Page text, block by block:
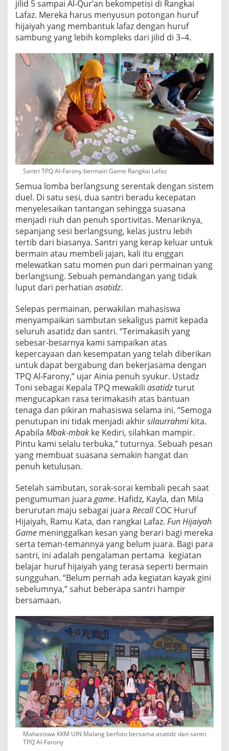
jilid 5 sampai Al-Qur’an bekompetisi di Rangkai
Lafaz. Mereka harus menyusun potongan huruf
hijaiyah yang membantuk lafaz dengan huruf
sambung yang lebih kompleks dari jilid di 3–4.
Santri TPQ Al-Farony bermain Game Rangkai Lafaz
Semua lomba berlangsung serentak dengan sistem
duel. Di satu sesi, dua santri beradu kecepatan
menyelesaikan tantangan sehingga suasana
menjadi riuh dan penuh sportivitas. Menariknya,
sepanjang sesi berlangsung, kelas justru lebih
tertib dari biasanya. Santri yang kerap keluar untuk
bermain atau membeli jajan, kali itu enggan
melewatkan satu momen pun dari permainan yang
berlangsung. Sebuah pemandangan yang tidak
luput dari perhatian asatidz.
Selepas permainan, perwakilan mahasiswa
menyampaikan sambutan sekaligus pamit kepada
seluruh asatidz dan santri. “Terimakasih yang
sebesar-besarnya kami sampaikan atas
kepercayaan dan kesempatan yang telah diberikan
untuk dapat bergabung dan bekerjasama dengan
TPQ Al-Farony,” ujar Ainia penuh syukur. Ustadz
Toni sebagai Kepala TPQ mewakili asatidzturut
mengucapkan rasa terimakasih atas bantuan
tenaga dan pikiran mahasiswa selama ini. “Semoga
penutupan ini tidak menjadi akhirsilaurrahmikita.
Apabila Mbak-mbak ke Kediri, silahkan mampir.
Pintu kami selalu terbuka,” tuturnya. Sebuah pesan
yang membuat suasana semakin hangat dan
penuh ketulusan.
Setelah sambutan, sorak-sorai kembali pecah saat
pengumuman juara game. Hafidz, Kayla, dan Mila
berurutan maju sebagai juara RecallCOC Huruf
Hijaiyah, Ramu Kata, dan rangkai Lafaz. Fun Hijaiyah
Game meninggalkan kesan yang berari bagi mereka
serta teman-temannya yang belum juara. Bagi para
santri, ini adalah pengalaman pertama kegiatan
belajar huruf hijaiyah yang terasa seperti bermain
sungguhan. “Belum pernah ada kegiatan kayak gini
sebelumnya,” sahut beberapa santri hampir
bersamaan.
Mahasiswa KKM UIN Malang berfoto bersama asatidz dan santri
TPQ Al-Farony